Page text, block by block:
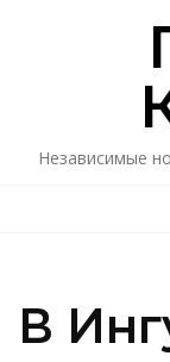
Независимые
В